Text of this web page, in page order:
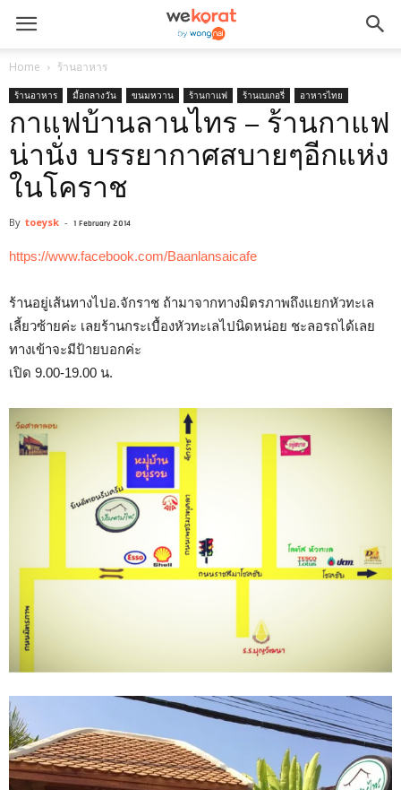
Home ร้านอาหาร
ร้านอาหาร มื้อกลางวัน ขนมหวาน ร้านกาแฟ ร้านเบเกอรี่ อาหารไทย
กาแฟบ้านลานไทร – ร้านกาแฟ
น่านั่ง บรรยากาศสบายๆอีกแห่ง
ในโคราช
By toeysk - 1 February 2014
https://www.facebook.com/Baanlansaicafe
ร้านอยู่เส้นทางไปอ.จักราช ถ้ามาจากทางมิตรภาพถึงแยกหัวทะเล
เลี้ยวซ้ายค่ะ เลยร้านกระเบื้องหัวทะเลไปนิดหน่อย ชะลอรถได้เลย
ทางเข้าจะมีป้ายบอกค่ะ
เปิด 9.00-19.00 น.